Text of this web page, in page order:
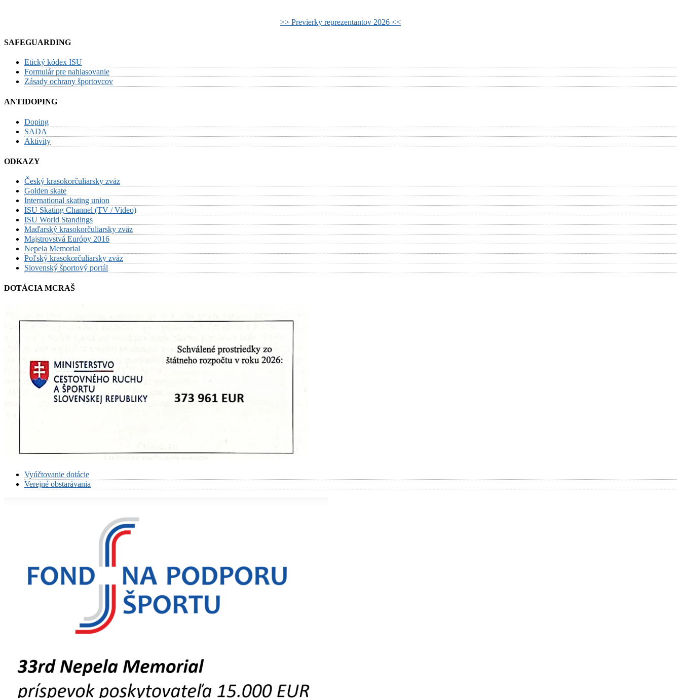
>> Previerky reprezentantov 2026 <<
SAFEGUARDING
Etický kódex ISU
Formulár pre nahlasovanie
Zásady ochrany športovcov
ANTIDOPING
Doping
SADA
Aktivity
ODKAZY
Český krasokorčuliarsky zväz
Golden skate
International skating union
ISU Skating Channel (TV / Video)
ISU World Standings
Maďarský krasokorčuliarsky zväz
Majstrovstvá Európy 2016
Nepela Memorial
Poľský krasokorčuliarsky zväz
Slovenský športový portál
DOTÁCIA MCRAŠ
Vyúčtovanie dotácie
Verejné obstarávania